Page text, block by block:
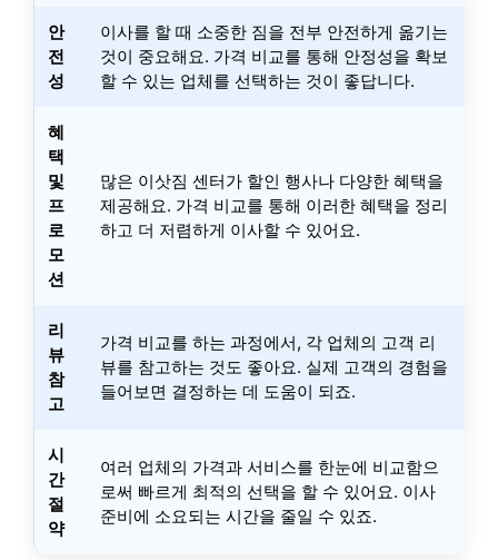
안
전
성
이사를 할 때 소중한 짐을 전부 안전하게 옮기는
것이 중요해요. 가격 비교를 통해 안정성을 확보
할 수 있는 업체를 선택하는 것이 좋답니다.
혜
택
및
프
로
모
션
많은 이삿짐 센터가 할인 행사나 다양한 혜택을
제공해요. 가격 비교를 통해 이러한 혜택을 정리
하고 더 저렴하게 이사할 수 있어요.
리
뷰
참
고
가격 비교를 하는 과정에서, 각 업체의 고객 리
뷰를 참고하는 것도 좋아요. 실제 고객의 경험을
들어보면 결정하는 데 도움이 되죠.
시
간
절
약
여러 업체의 가격과 서비스를 한눈에 비교함으
로써 빠르게 최적의 선택을 할 수 있어요. 이사
준비에 소요되는 시간을 줄일 수 있죠.